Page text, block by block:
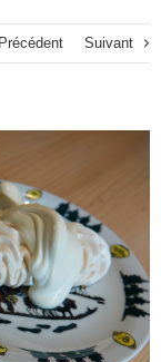
Précédent Suivant